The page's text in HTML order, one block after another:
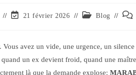
21 février 2026 Blog
Vous avez un vide, une urgence, un
un ex devient froid, quand une
là que la demande explose: